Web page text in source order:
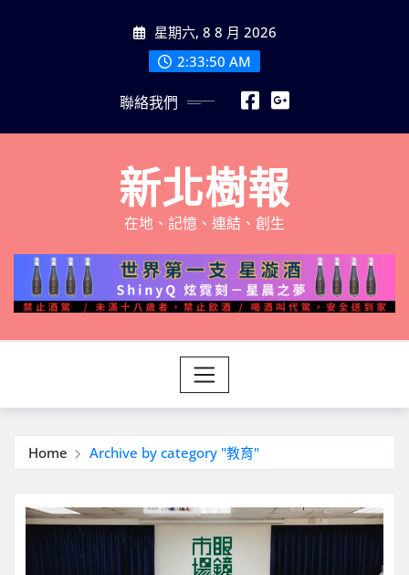
星期六, 8 8 月 2026
2:33:52 AM
聯絡我們
新北樹報
在地、記憶、連結、創生
Home Archive by category "教育"